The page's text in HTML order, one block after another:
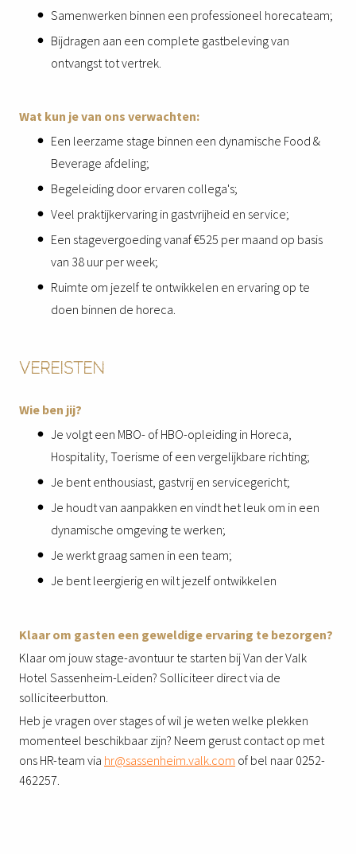
Samenwerken binnen een professioneel horecateam;
Bijdragen aan een complete gastbeleving van
ontvangst tot vertrek.
Wat kun je van ons verwachten:
Een leerzame stage binnen een dynamische Food &
Beverage afdeling;
Begeleiding door ervaren collega's;
Veel praktijkervaring in gastvrijheid en service;
Een stagevergoeding vanaf €525 per maand op basis
van 38 uur per week;
Ruimte om jezelf te ontwikkelen en ervaring op te
doen binnen de horeca.
VEREISTEN
Wie ben jij?
Je volgt een MBO- of HBO-opleiding in Horeca,
Hospitality, Toerisme of een vergelijkbare richting;
Je bent enthousiast, gastvrij en servicegericht;
Je houdt van aanpakken en vindt het leuk om in een
dynamische omgeving te werken;
Je werkt graag samen in een team;
Je bent leergierig en wilt jezelf ontwikkelen
Klaar om gasten een geweldige ervaring te bezorgen?
Klaar om jouw stage-avontuur te starten bij Van der Valk
Hotel Sassenheim-Leiden? Solliciteer direct via de
solliciteerbutton.
Heb je vragen over stages of wil je weten welke plekken
momenteel beschikbaar zijn? Neem gerust contact op met
ons HR-team via hr@sassenheim.valk.com of bel naar 0252-
462257.